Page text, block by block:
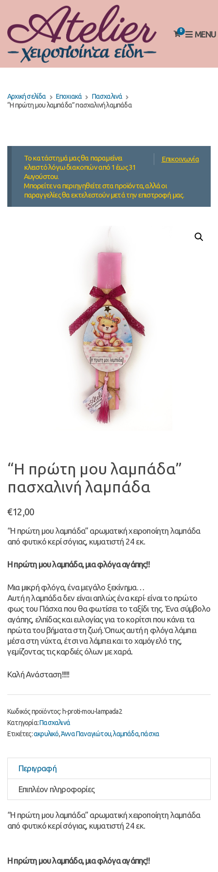
0 MENU
Αρχική σελίδα Εποχιακά
Πασχαλινά
“Η πρώτη μου λαμπάδα” πασχαλινή λαμπάδα
Επικοινωνία
Το κατάστημά μας θα παραμείνει
κλειστό λόγω διακοπών από 1 έως 31
Αυγούστου.
Μπορείτε να περιηγηθείτε στα προϊόντα, αλλά οι
παραγγελίες θα εκτελεστούν μετά την επιστροφή μας.
“Η πρώτη μου λαμπάδα”
πασχαλινή λαμπάδα
€12,00
“Η πρώτη μου λαμπάδα” αρωματική χειροποίητη λαμπάδα
από φυτικό κερί σόγιας, κυματιστή 24 εκ.
Η πρώτη μου λαμπάδα, μια φλόγα αγάπης!!
Μια μικρή φλόγα, ένα μεγάλο ξεκίνημα…
Αυτή η λαμπάδα δεν είναι απλώς ένα κερί· είναι το πρώτο
φως του Πάσχα που θα φωτίσει το ταξίδι της. Ένα σύμβολο
αγάπης, ελπίδας και ευλογίας για το κορίτσι που κάνει τα
πρώτα του βήματα στη ζωή. Όπως αυτή η φλόγα λάμπει
μέσα στη νύχτα, έτσι να λάμπει και το χαμόγελό της,
γεμίζοντας τις καρδιές όλων με χαρά.
Καλή Ανάσταση!!!!!
Κωδικός προϊόντος: h-proti-mou-lampada2
Κατηγορία:Πασχαλινά
Ετικέτες:ακρυλικό,Άννα Παναγιώτου,λαμπάδα,πάσχα
Περιγραφή
Επιπλέον πληροφορίες
“Η πρώτη μου λαμπάδα” αρωματική χειροποίητη λαμπάδα
από φυτικό κερί σόγιας, κυματιστή 24 εκ.
Η πρώτη μου λαμπάδα, μια φλόγα αγάπης!!